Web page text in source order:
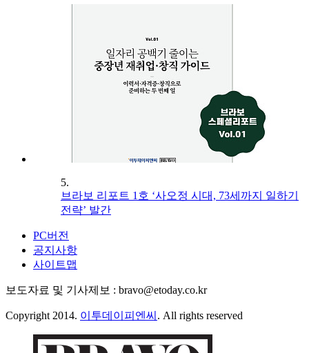
5.
브라보 리포트 1호 ‘사오정 시대, 73세까지 일하기
전략’ 발간
PC버전
공지사항
사이트맵
보도자료 및 기사제보 : bravo@etoday.co.kr
Copyright 2014. 이투데이피엔씨 . All rights reserved